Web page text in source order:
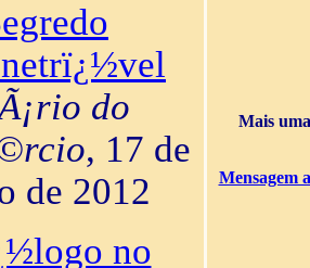
do
, 17 de
de 2012
no
Mais
Mensagem